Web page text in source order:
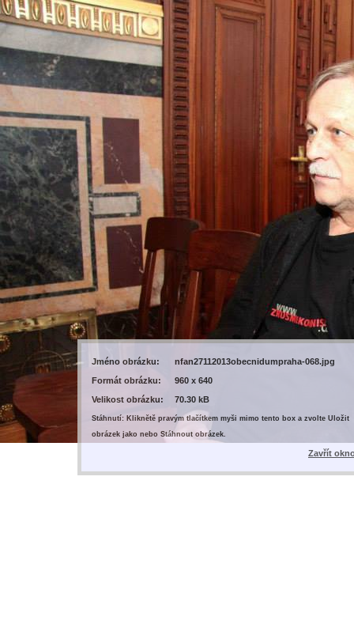
Jméno obrázku:
nfan27112013obecnidumpraha-068.jpg
Formát obrázku:
960 x 640
Velikost obrázku:
70.30 kB
Stáhnutí: Kliknětě pravým tlačítkem myši mimo tento box a zvolte Uložit
obrázek jako nebo Stáhnout obrázek.
Zavřít